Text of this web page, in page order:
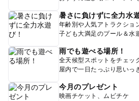
暑さに負けずに全力水
年齢別や人気アトラクショ
子ども大満足のプール＆水
雨でも遊べる場所！
全天候型スポットをチェッ
屋内で一日たっぷり思いっ
今月のプレゼント
映画チケット、ムビチケ